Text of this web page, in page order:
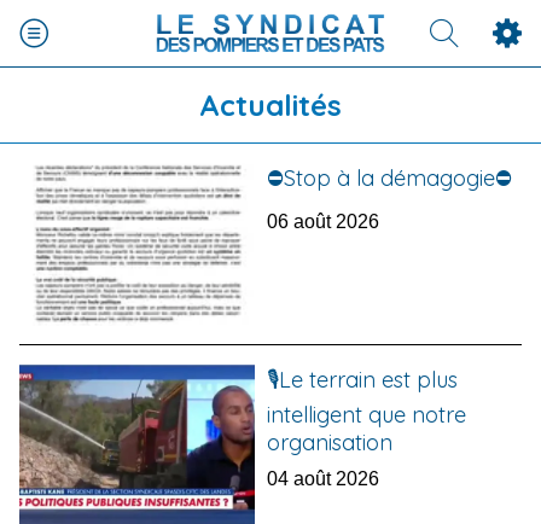
Actualités
⛔️Stop à la démagogie⛔️
06 août 2026
🎙️Le terrain est plus
intelligent que notre
organisation
04 août 2026